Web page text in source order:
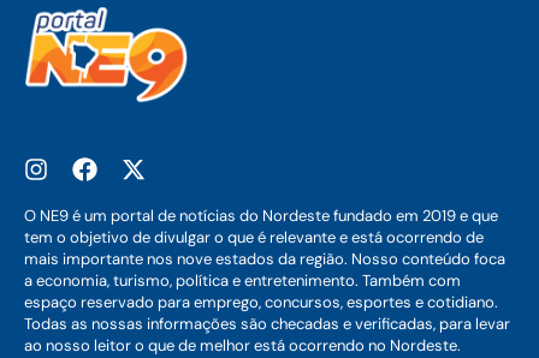
O NE9 é um portal de notícias do Nordeste fundado em 2019 e que
tem o objetivo de divulgar o que é relevante e está ocorrendo de
mais importante nos nove estados da região. Nosso conteúdo foca
a economia, turismo, política e entretenimento. Também com
espaço reservado para emprego, concursos, esportes e cotidiano.
Todas as nossas informações são checadas e verificadas, para levar
ao nosso leitor o que de melhor está ocorrendo no Nordeste.